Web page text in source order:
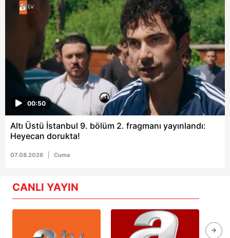
00:50
Altı Üstü İstanbul 9. bölüm 2. fragmanı yayınlandı:
Heyecan dorukta!
07.08.2026 Cuma
CANLI YAYIN